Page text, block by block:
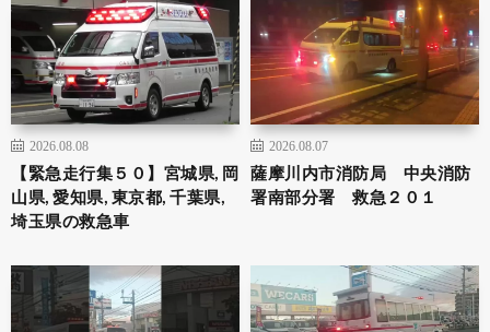
2026.08.08
【緊急走行集５０】宮城県, 岡
山県, 愛知県, 東京都, 千葉県,
埼玉県の救急車
2026.08.07
薩摩川内市消防局 中央消防
署南部分署 救急２０１